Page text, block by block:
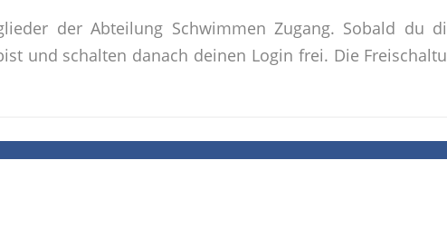
der Abteilung Schwimmen Zugang. Sobald du
und schalten danach deinen Login frei. Die